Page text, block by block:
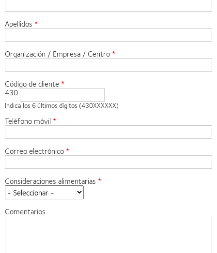
Apellidos
Organización / Empresa / Centro
Código de cliente
430
Indica los 6 últimos dígitos (430XXXXXX)
Teléfono móvil
Correo electrónico
Consideraciones alimentarias
Comentarios